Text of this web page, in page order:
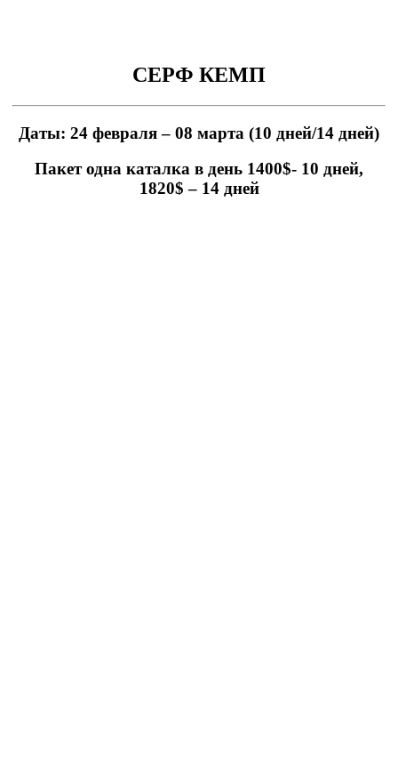
СЕРФ КЕМП
Даты: 24 февраля – 08 марта (10 дней/14 дней)
Пакет одна каталка в день 1400$- 10 дней,
1820$ – 14 дней